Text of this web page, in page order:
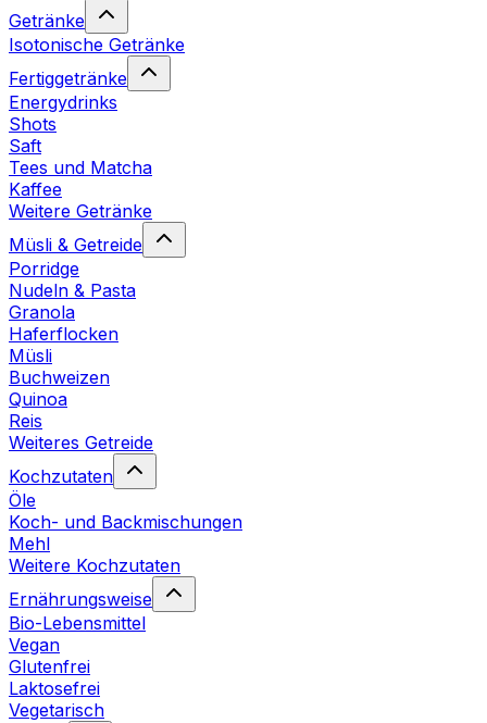
Getränke
Isotonische Getränke
Fertiggetränke
Energydrinks
Shots
Saft
Tees und Matcha
Kaffee
Weitere Getränke
Müsli & Getreide
Porridge
Nudeln & Pasta
Granola
Haferflocken
Müsli
Buchweizen
Quinoa
Reis
Weiteres Getreide
Kochzutaten
Öle
Koch- und Backmischungen
Mehl
Weitere Kochzutaten
Ernährungsweise
Bio-Lebensmittel
Vegan
Glutenfrei
Laktosefrei
Vegetarisch